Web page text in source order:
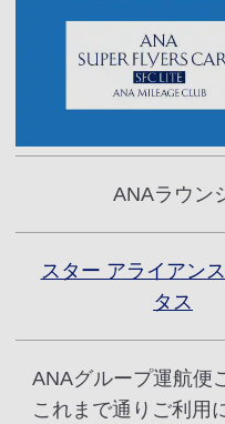
ANAラウン
スター アライアン
タス
ANAグループ運航便
これまで通りご利用